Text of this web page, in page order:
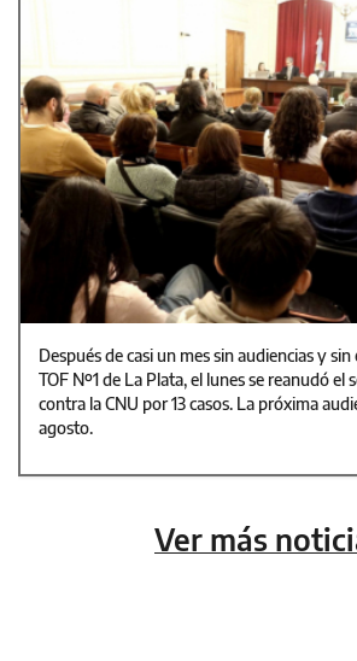
Después de casi un mes sin audiencias y
TOF Nº1 de La Plata, el lunes se reanudó el
contra la CNU por 13 casos. La próxima
agosto.
Ver más